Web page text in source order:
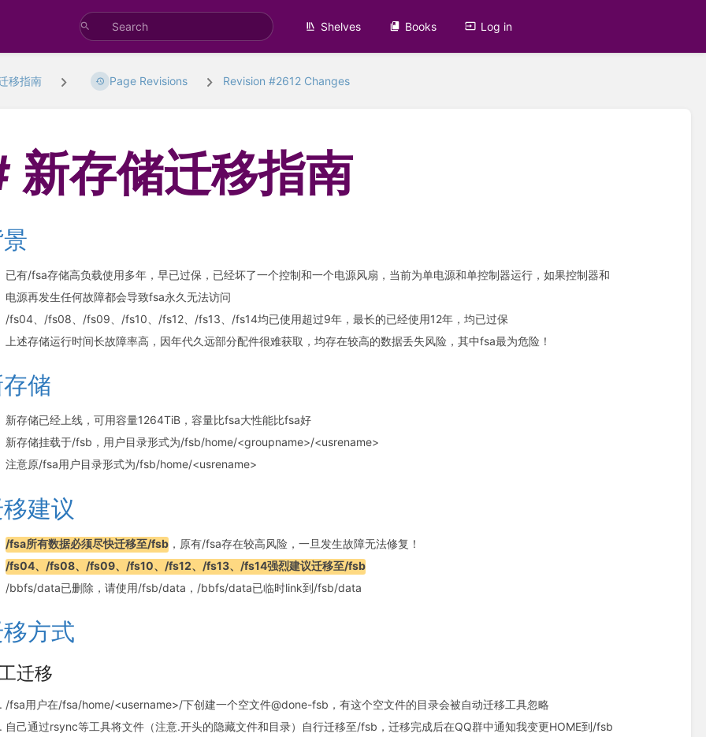
Shelves Books Log in
移指南 Page Revisions Revision #2612 Changes
新存储迁移指南
已有/fsa存储高负载使用多年，早已过保，已经坏了一个控制和一个电源风扇，当前为单电源和单控制器运行，如果控制器和
电源再发生任何故障都会导致fsa永久无法访问
/fs04、/fs08、/fs09、/fs10、/fs12、/fs13、/fs14均已使用超过9年，最长的已经使用12年，均已过保
上述存储运行时间长故障率高，因年代久远部分配件很难获取，均存在较高的数据丢失风险，其中fsa最为危险！
储
新存储已经上线，可用容量1264TiB，容量比fsa大性能比fsa好
新存储挂载于/fsb，用户目录形式为/fsb/home/<groupname>/<usrename>
注意原/fsa用户目录形式为/fsb/home/<usrename>
建议
/fsa所有数据必须尽快迁移至/fsb ，原有/fsa存在较高风险，一旦发生故障无法修复！
/fs04、/fs08、/fs09、/fs10、/fs12、/fs13、/fs14强烈建议迁移至/fsb
/bbfs/data已删除，请使用/fsb/data，/bbfs/data已临时link到/fsb/data
方式
迁移
/fsa用户在/fsa/home/<username>/下创建一个空文件@done-fsb，有这个空文件的目录会被自动迁移工具忽略
自己通过rsync等工具将文件（注意.开头的隐藏文件和目录）自行迁移至/fsb，迁移完成后在QQ群中通知我变更HOME到/fsb